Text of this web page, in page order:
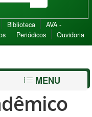
Biblioteca
AVA -
Periódicos Ouvidoria
MENU